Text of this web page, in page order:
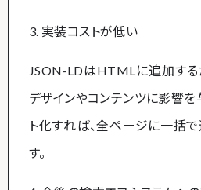
3. 実装コストが低い
JSON-LDはHTMLに追加する
デザインやコンテンツに影響を
ト化すれば、全ページに一括
す。